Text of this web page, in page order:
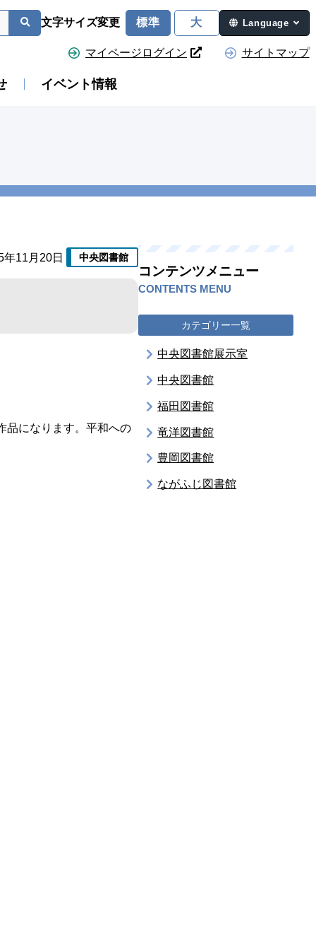
文字サイズ変更 標準 大 Language
マイページログイン サイトマップ
イベント情報
年11月20日 中央図書館
品になります。平和への
コンテンツメニュー
CONTENTS MENU
カテゴリー一覧
中央図書館展示室
中央図書館
福田図書館
竜洋図書館
豊岡図書館
ながふじ図書館